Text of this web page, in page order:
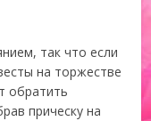
так что если
на торжестве
обратить
прическу на